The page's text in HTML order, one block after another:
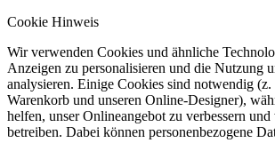
Cookie Hinweis
Wir verwenden Cookies und ähnliche
Anzeigen zu personalisieren und die Nutzung
analysieren. Einige Cookies sind notwendig
Warenkorb und unseren Online-Designer),
helfen, unser Onlineangebot zu verbessern
betreiben. Dabei können personenbezogene